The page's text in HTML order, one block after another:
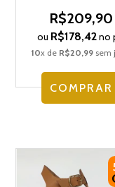
R$209,90
ou R$178,42no
10x de R$20,99sem
COMPRAR